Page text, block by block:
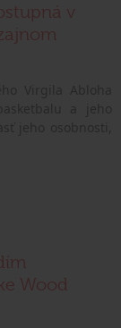
v
Wood